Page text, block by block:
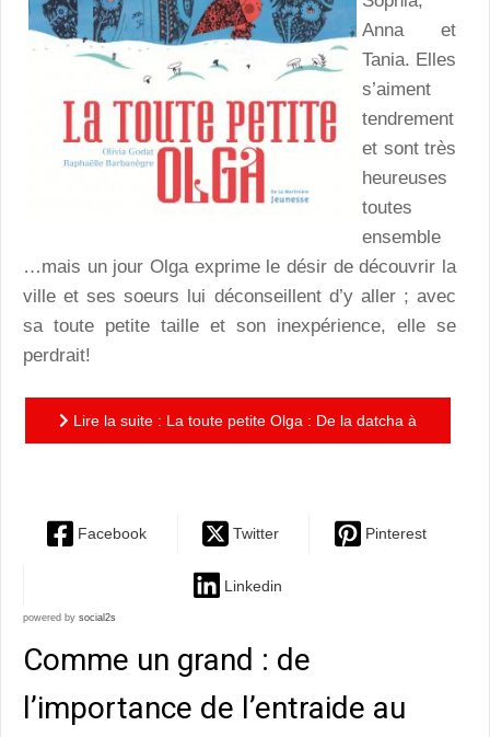
Anna et
Tania. Elles
s’aiment
tendrement
et sont très
heureuses
toutes
ensemble
…mais un jour Olga exprime le désir de découvrir la
ville et ses soeurs lui déconseillent d’y aller ; avec
sa toute petite taille et son inexpérience, elle se
perdrait!
Lire la suite : La toute petite Olga : De la datcha à
Facebook Twitter Pinterest
Linkedin
powered by social2s
Comme un grand : de
l’importance de l’entraide au